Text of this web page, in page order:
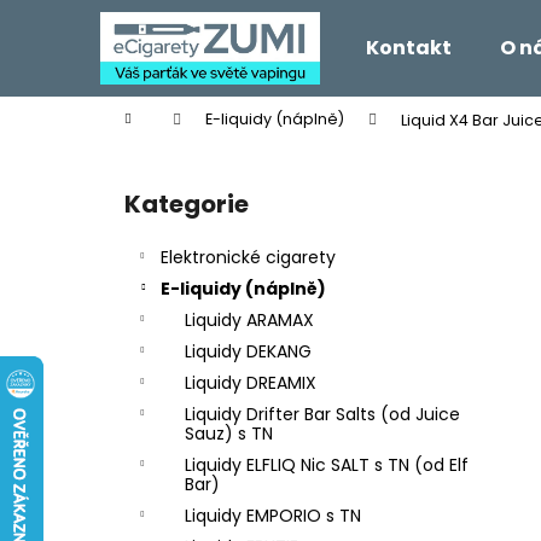
Kontakt O
Domů E-liquidy (náplně) Liquid X4 Bar
Přeskočit
kategorie
Kategorie
Elektronické cigarety
E-liquidy (náplně)
Liquidy ARAMAX
Liquidy DEKANG
Liquidy DREAMIX
Liquidy Drifter Bar Salts (od Juice
Sauz) s TN
Liquidy ELFLIQ Nic SALT s TN (od Elf
Bar)
Liquidy EMPORIO s TN
í
Zpět
do
Zpět
do